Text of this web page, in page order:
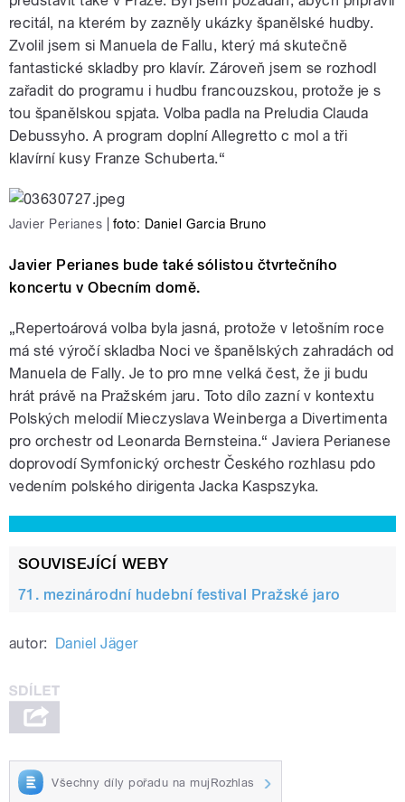
recitál, na kterém by zazněly ukázky španělské hudby.
Zvolil jsem si Manuela de Fallu, který má skutečně
fantastické skladby pro klavír. Zároveň jsem se rozhodl
zařadit do programu i hudbu francouzskou, protože je s
tou španělskou spjata. Volba padla na Preludia Clauda
Debussyho. A program doplní Allegretto c mol a tři
klavírní kusy Franze Schuberta.“
Javier Perianes foto: Daniel Garcia Bruno
Javier Perianes bude také sólistou čtvrtečního
koncertu v Obecním domě.
„Repertoárová volba byla jasná, protože v letošním roce
má sté výročí skladba Noci ve španělských zahradách od
Manuela de Fally. Je to pro mne velká čest, že ji budu
hrát právě na Pražském jaru. Toto dílo zazní v kontextu
Polských melodií Mieczyslava Weinberga a Divertimenta
pro orchestr od Leonarda Bernsteina.“ Javiera Perianese
doprovodí Symfonický orchestr Českého rozhlasu pdo
vedením polského dirigenta Jacka Kaspszyka.
SOUVISEJÍCÍ WEBY
71. mezinárodní hudební festival Pražské jaro
autor: Daniel Jäger
Všechny díly pořadu na mujRozhlas